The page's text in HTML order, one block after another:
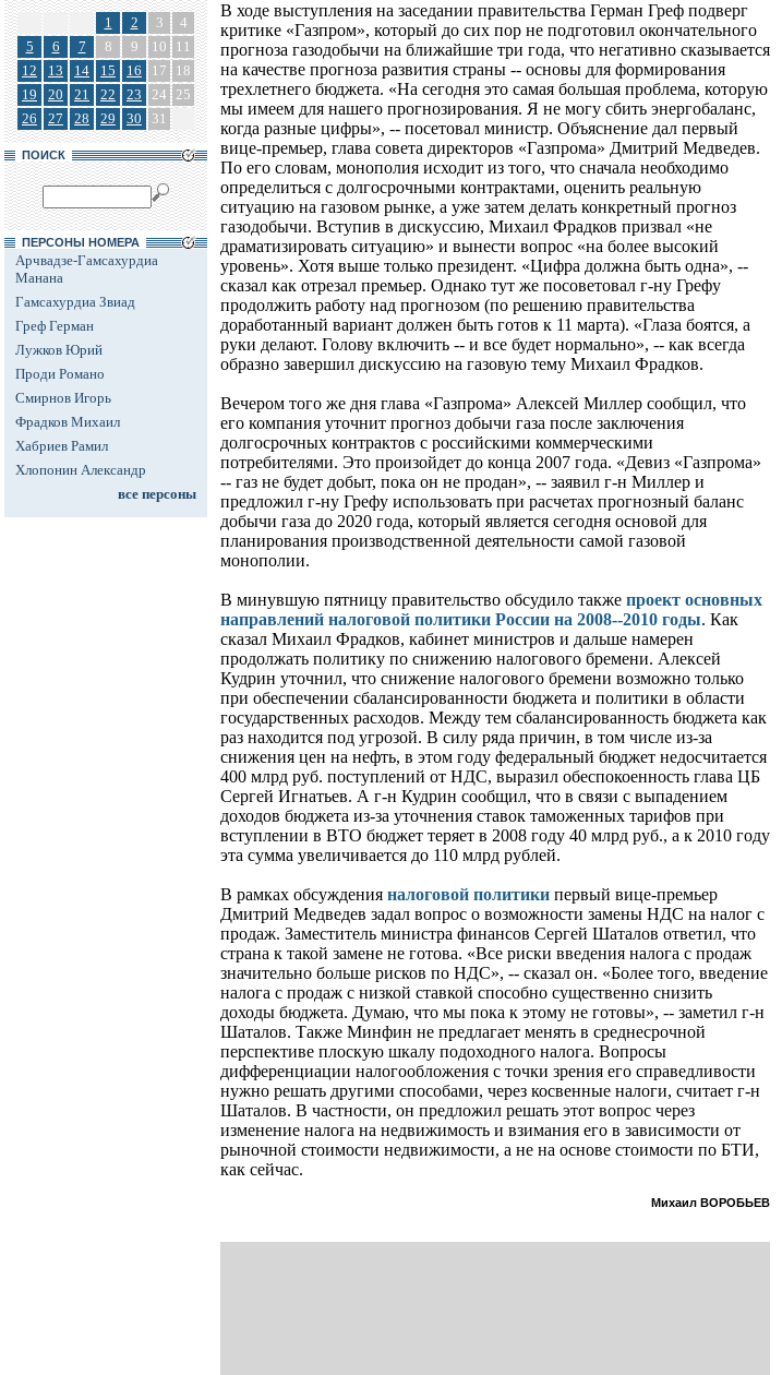
1 2 3
4
5
6 7 8 9 10
11
12
13 14 15 16 17
18
19
20 21 22 23 24 25
26
27 28 29 30 31
ПОИСК
ПЕРСОНЫ НОМЕРА
Арчвадзе-Гамсахурдиа
Мананa
Гамсахурдиа Звиад
Греф Герман
Лужков Юрий
Проди Романо
Смирнов Игорь
Фрадков Михаил
Хабриев Рамил
Хлопонин Александр
все персоны
В ходе выступления на заседании правительства Герман Греф подверг
критике «Газпром», который до сих пор не подготовил окончательного
прогноза газодобычи на ближайшие три года, что негативно сказывается
на качестве прогноза развития страны -- основы для формирования
трехлетнего бюджета. «На сегодня это самая большая проблема, которую
мы имеем для нашего прогнозирования. Я не могу сбить энергобаланс,
когда разные цифры», -- посетовал министр. Объяснение дал первый
вице-премьер, глава совета директоров «Газпрома» Дмитрий Медведев.
По его словам, монополия исходит из того, что сначала необходимо
определиться с долгосрочными контрактами, оценить реальную
ситуацию на газовом рынке, а уже затем делать конкретный прогноз
газодобычи. Вступив в дискуссию, Михаил Фрадков призвал «не
драматизировать ситуацию» и вынести вопрос «на более высокий
уровень». Хотя выше только президент. «Цифра должна быть одна», --
сказал как отрезал премьер. Однако тут же посоветовал г-ну Грефу
продолжить работу над прогнозом (по решению правительства
доработанный вариант должен быть готов к 11 марта). «Глаза боятся, а
руки делают. Голову включить -- и все будет нормально», -- как всегда
образно завершил дискуссию на газовую тему Михаил Фрадков.
Вечером того же дня глава «Газпрома» Алексей Миллер сообщил, что
его компания уточнит прогноз добычи газа после заключения
долгосрочных контрактов с российскими коммерческими
потребителями. Это произойдет до конца 2007 года. «Девиз «Газпрома»
-- газ не будет добыт, пока он не продан», -- заявил г-н Миллер и
предложил г-ну Грефу использовать при расчетах прогнозный баланс
добычи газа до 2020 года, который является сегодня основой для
планирования производственной деятельности самой газовой
монополии.
В минувшую пятницу правительство обсудило также проект основных
направлений налоговой политики России на 2008--2010 годы. Как
сказал Михаил Фрадков, кабинет министров и дальше намерен
продолжать политику по снижению налогового бремени. Алексей
Кудрин уточнил, что снижение налогового бремени возможно только
при обеспечении сбалансированности бюджета и политики в области
государственных расходов. Между тем сбалансированность бюджета как
раз находится под угрозой. В силу ряда причин, в том числе из-за
снижения цен на нефть, в этом году федеральный бюджет недосчитается
400 млрд руб. поступлений от НДС, выразил обеспокоенность глава ЦБ
Сергей Игнатьев. А г-н Кудрин сообщил, что в связи с выпадением
доходов бюджета из-за уточнения ставок таможенных тарифов при
вступлении в ВТО бюджет теряет в 2008 году 40 млрд руб., а к 2010 году
эта сумма увеличивается до 110 млрд рублей.
В рамках обсуждения налоговой политики первый вице-премьер
Дмитрий Медведев задал вопрос о возможности замены НДС на налог с
продаж. Заместитель министра финансов Сергей Шаталов ответил, что
страна к такой замене не готова. «Все риски введения налога с продаж
значительно больше рисков по НДС», -- сказал он. «Более того, введение
налога с продаж с низкой ставкой способно существенно снизить
доходы бюджета. Думаю, что мы пока к этому не готовы», -- заметил г-н
Шаталов. Также Минфин не предлагает менять в среднесрочной
перспективе плоскую шкалу подоходного налога. Вопросы
дифференциации налогообложения с точки зрения его справедливости
нужно решать другими способами, через косвенные налоги, считает г-н
Шаталов. В частности, он предложил решать этот вопрос через
изменение налога на недвижимость и взимания его в зависимости от
рыночной стоимости недвижимости, а не на основе стоимости по БТИ,
как сейчас.
Михаил ВОРОБЬЕВ